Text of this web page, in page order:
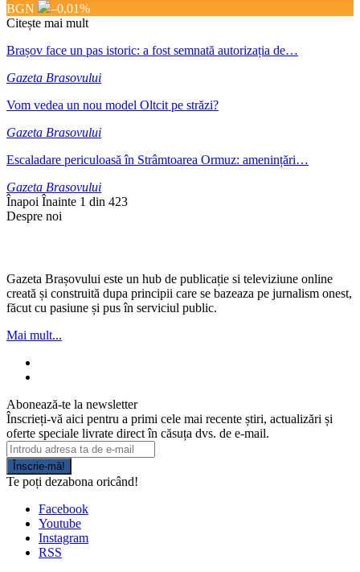
BGN
–0,01%
Citește mai mult
Brașov face un pas istoric: a fost semnată autorizația de…
Gazeta Brasovului
Vom vedea un nou model Oltcit pe străzi?
Gazeta Brasovului
Escaladare periculoasă în Strâmtoarea Ormuz: amenințări…
Gazeta Brasovului
Înapoi Înainte 1 din 423
Despre noi
Gazeta Brașovului este un hub de publicație si televiziune online
creată și construită dupa principii care se bazeaza pe jurnalism onest,
făcut cu pasiune și pus în serviciul public.
Mai mult...
Abonează-te la newsletter
Înscrieți-vă aici pentru a primi cele mai recente știri, actualizări și
oferte speciale livrate direct în căsuța dvs. de e-mail.
Înscrie-mă!
Te poți dezabona oricând!
Facebook
Youtube
Instagram
RSS